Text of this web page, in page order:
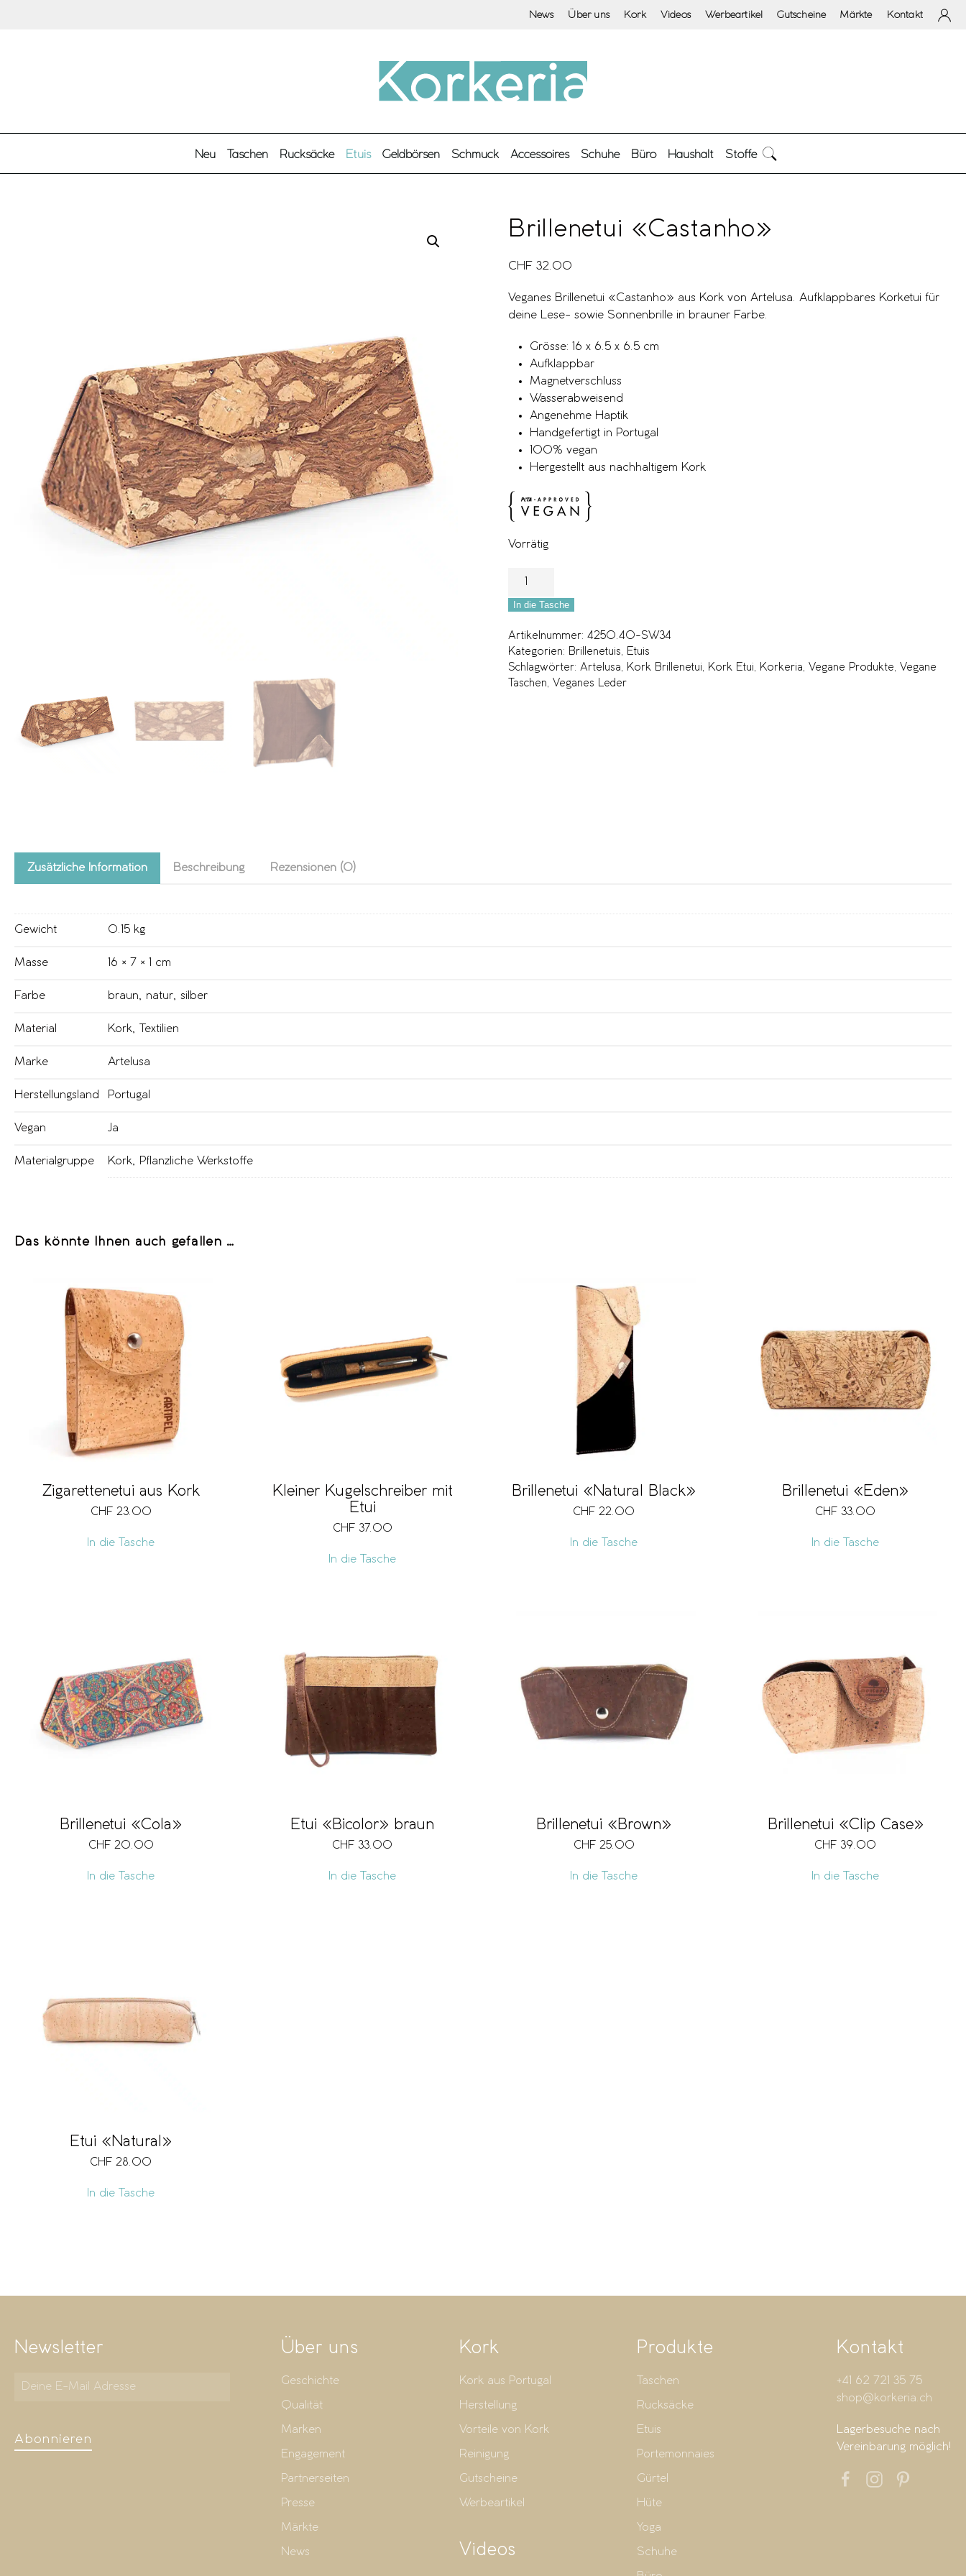
News Über uns Kork Videos Werbeartikel Gutscheine Märkte Kontakt
Neu Taschen Rucksäcke Etuis Geldbörsen Schmuck Accessoires Schuhe Büro Haushalt Stoffe
Brillenetui «Castanho»
CHF 32.00
Veganes Brillenetui «Castanho» aus Kork von Artelusa. Aufklappbares Korketui für
deine Lese- sowie Sonnenbrille in brauner Farbe.
Grösse: 16 x 6.5 x 6.5 cm
Aufklappbar
Magnetverschluss
Wasserabweisend
Angenehme Haptik
Handgefertigt in Portugal
100% vegan
Hergestellt aus nachhaltigem Kork
Vorrätig
In die Tasche
Artikelnummer: 4250.40-SW34
Kategorien: Brillenetuis, Etuis
Schlagwörter: Artelusa, Kork Brillenetui, Kork Etui, Korkeria, Vegane Produkte, Vegane
Taschen, Veganes Leder
Zusätzliche Information Beschreibung Rezensionen (0)
Gewicht 0.15 kg
Masse 16 × 7 × 1 cm
Farbe braun, natur, silber
Material Kork, Textilien
Marke Artelusa
Herstellungsland Portugal
Vegan Ja
Materialgruppe Kork, Pflanzliche Werkstoffe
Das könnte Ihnen auch gefallen …
Zigarettenetui aus Kork
CHF 23.00
In die Tasche
Kleiner Kugelschreiber mit
Etui
CHF 37.00
In die Tasche
Brillenetui «Natural Black»
CHF 22.00
In die Tasche
Brillenetui «Eden»
CHF 33.00
In die Tasche
Brillenetui «Cola»
CHF 20.00
In die Tasche
Etui «Bicolor» braun
CHF 33.00
In die Tasche
Brillenetui «Brown»
CHF 25.00
In die Tasche
Brillenetui «Clip Case»
CHF 39.00
In die Tasche
Etui «Natural»
CHF 28.00
In die Tasche
Newsletter
Abonnieren
Über uns
Geschichte
Qualität
Marken
Engagement
Partnerseiten
Presse
Märkte
News
Kork
Kork aus Portugal
Herstellung
Vorteile von Kork
Reinigung
Gutscheine
Werbeartikel
Videos
Produkte
Taschen
Rucksäcke
Etuis
Portemonnaies
Gürtel
Hüte
Yoga
Schuhe
Kontakt
+41 62 721 35 75
shop@korkeria.ch
Lagerbesuche nach
Vereinbarung möglich!